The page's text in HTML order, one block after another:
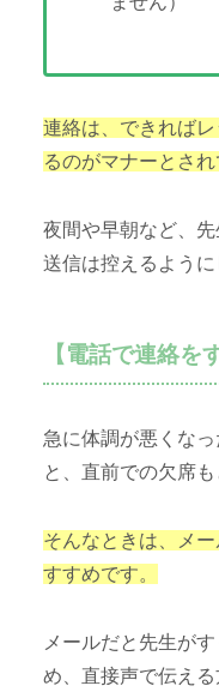
連絡は、できれば
るのがマナーとされ
夜間や早朝など、
送信は控えるように
【電話で連絡を
急に体調が悪くな
と、直前での欠席
そんなときは、メー
すすめです。
メールだと先生が
め、直接声で伝える